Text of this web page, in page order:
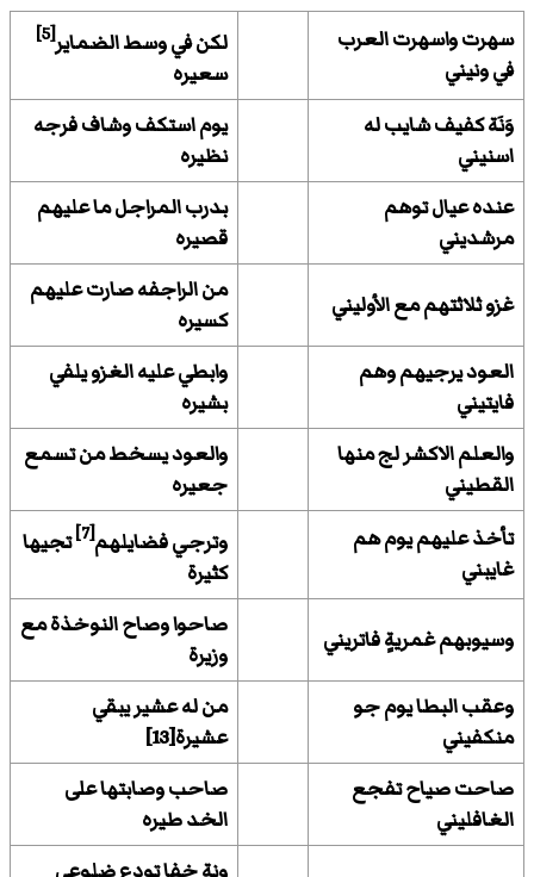
سهرت واسهرت العرب
في ونيني
لكن في وسط الضماير[5]
سعيره
وَنَة كفيف شايب له
اسنيني
يوم استكف وشاف فرجه
نظيره
عنده عيال توهم
مرشديني
بدرب المراجل ما عليهم
قصيره
غزو ثلاثتهم مع الأوليني
من الراجفه صارت عليهم
كسيره
العود يرجيهم وهم
فايتيني
وابطي عليه الغزو يلفي
بشيره
والعلم الاكشر لج منها
القطيني
والعود يسخط من تسمع
جعيره
تأخذ عليهم يوم هم
غايبني
وترجي فضايلهم[7]
تجيها
كثيرة
وسيوبهم غمريةٍ فاتريني
صاحوا وصاح النوخذة مع
وزيرة
وعقب البطا يوم جو
منكفيني
من له عشير يبقي
عشيرة[13]
صاحت صياح تفجع
الغافليني
صاحب وصابتها على
الخد طيره